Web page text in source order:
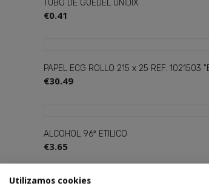
TUBO DE GUEDEL UNIDIX
€0.41
PAPEL ECG ROLLO 215 x 25 REF. 1021503
€30.49
ALCOHOL 96º ETILICO
€3.65
Utilizamos cookies